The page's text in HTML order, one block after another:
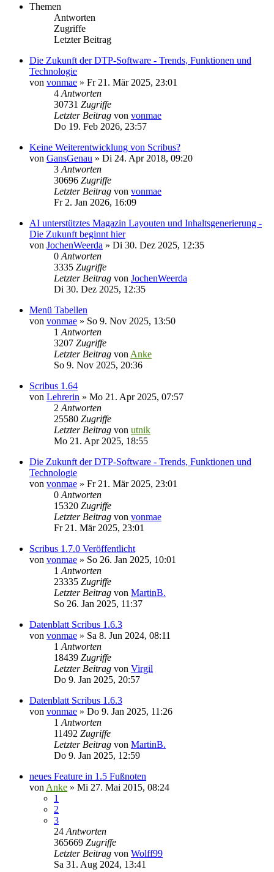
Themen
Antworten
Zugriffe
Letzter Beitrag
Die Zukunft der DTP-Software - Trends, Funktionen und
Technologie
von vonmae » Fr 21. Mär 2025, 23:01
4 Antworten
30731 Zugriffe
Letzter Beitrag von vonmae
Do 19. Feb 2026, 23:57
Keine Weiterentwicklung von Scribus?
von GansGenau » Di 24. Apr 2018, 09:20
3 Antworten
30696 Zugriffe
Letzter Beitrag von vonmae
Fr 2. Jan 2026, 16:09
AI unterstütztes Magazin Layouten und Inhaltsgenerierung -
Die Zukunft beginnt hier
von JochenWeerda » Di 30. Dez 2025, 12:35
0 Antworten
3335 Zugriffe
Letzter Beitrag von JochenWeerda
Di 30. Dez 2025, 12:35
Menü Tabellen
von vonmae » So 9. Nov 2025, 13:50
1 Antworten
3207 Zugriffe
Letzter Beitrag von Anke
So 9. Nov 2025, 20:36
Scribus 1.64
von Lehrerin » Mo 21. Apr 2025, 07:57
2 Antworten
25580 Zugriffe
Letzter Beitrag von utnik
Mo 21. Apr 2025, 18:55
Die Zukunft der DTP-Software - Trends, Funktionen und
Technologie
von vonmae » Fr 21. Mär 2025, 23:01
0 Antworten
15320 Zugriffe
Letzter Beitrag von vonmae
Fr 21. Mär 2025, 23:01
Scribus 1.7.0 Veröffentlicht
von vonmae » So 26. Jan 2025, 10:01
1 Antworten
23335 Zugriffe
Letzter Beitrag von MartinB.
So 26. Jan 2025, 11:37
Datenblatt Scribus 1.6.3
von vonmae » Sa 8. Jun 2024, 08:11
1 Antworten
18439 Zugriffe
Letzter Beitrag von Virgil
Do 9. Jan 2025, 20:57
Datenblatt Scribus 1.6.3
von vonmae » Do 9. Jan 2025, 11:26
1 Antworten
11492 Zugriffe
Letzter Beitrag von MartinB.
Do 9. Jan 2025, 12:59
neues Feature in 1.5 Fußnoten
von Anke » Mi 27. Mai 2015, 08:24
1
2
3
24 Antworten
365669 Zugriffe
Letzter Beitrag von Wolff99
Sa 31. Aug 2024, 13:41